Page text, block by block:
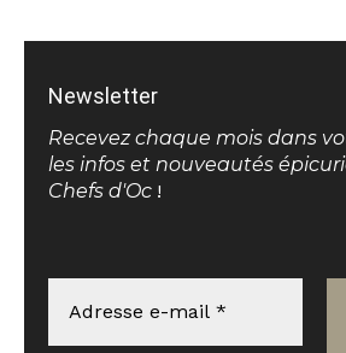
Newsletter
Recevez chaque mois dans
les infos et nouveautés
Chefs d'Oc !